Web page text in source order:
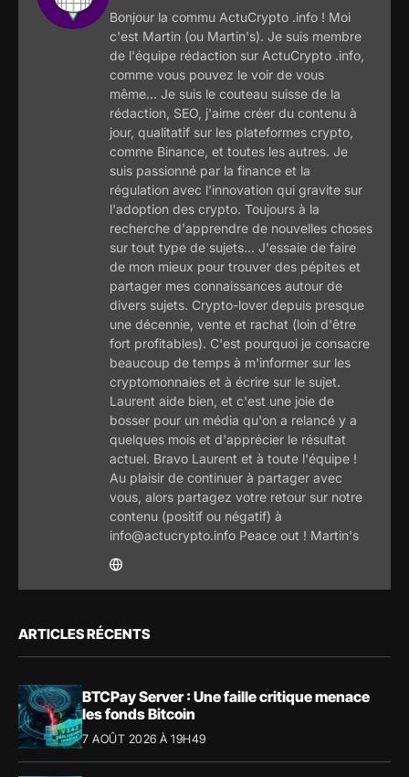
Bonjour la commu ActuCrypto .info ! Moi
c'est Martin (ou Martin's). Je suis membre
de l'équipe rédaction sur ActuCrypto .info,
comme vous pouvez le voir de vous
même... Je suis le couteau suisse de la
rédaction, SEO, j'aime créer du contenu à
jour, qualitatif sur les plateformes crypto,
comme Binance, et toutes les autres. Je
suis passionné par la finance et la
régulation avec l'innovation qui gravite sur
l'adoption des crypto. Toujours à la
recherche d'apprendre de nouvelles choses
sur tout type de sujets... J'essaie de faire
de mon mieux pour trouver des pépites et
partager mes connaissances autour de
divers sujets. Crypto-lover depuis presque
une décennie, vente et rachat (loin d'être
fort profitables). C'est pourquoi je consacre
beaucoup de temps à m'informer sur les
cryptomonnaies et à écrire sur le sujet.
Laurent aide bien, et c'est une joie de
bosser pour un média qu'on a relancé y a
quelques mois et d'apprécier le résultat
actuel. Bravo Laurent et à toute l'équipe !
Au plaisir de continuer à partager avec
vous, alors partagez votre retour sur notre
contenu (positif ou négatif) à
info@actucrypto.info Peace out ! Martin's
ARTICLES RÉCENTS
BTCPay Server : Une faille critique menace
les fonds Bitcoin
7 AOÛT 2026 À 19H49